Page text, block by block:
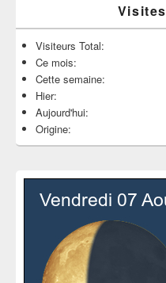
Visites
Visiteurs Total:
Ce mois:
Cette semaine:
Hier:
Aujourd'hui:
Origine: